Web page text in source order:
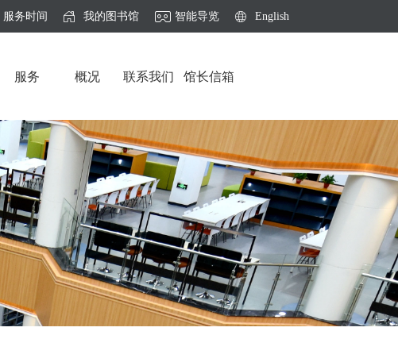
服务时间 我的图书馆 智能导览 English
服务 概况 联系我们 馆长信箱